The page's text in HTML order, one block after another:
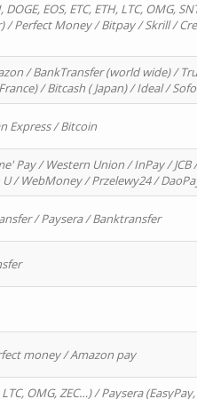
EOS, ETC, ETH, LTC, OMG,
/ Perfect Money / Bitpay / Skrill /
/ BankTransfer (world wide) /
/ Bitcash ( Japan) / Ideal /
Express / Bitcoin
Pay / Western Union / InPay / JCB
/ WebMoney / Przelewy24 /
/ Paysera / Banktransfer
money / Amazon pay
OMG, ZEC…) / Paysera